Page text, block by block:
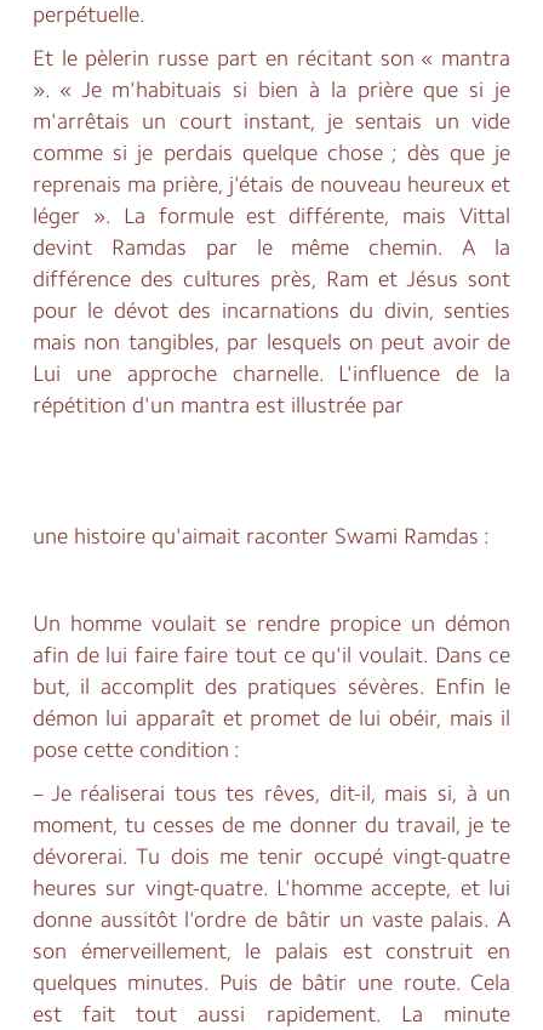
perpétuelle.
Et le pèlerin russe part en récitant son « mantra
». « Je m'habituais si bien à la prière que si je
m'arrêtais un court instant, je sentais un vide
comme si je perdais quelque chose ; dès que je
reprenais ma prière, j'étais de nouveau heureux et
léger ». La formule est différente, mais Vittal
devint Ramdas par le même chemin. A la
différence des cultures près, Ram et Jésus sont
pour le dévot des incarnations du divin, senties
mais non tangibles, par lesquels on peut avoir de
Lui une approche charnelle. L'influence de la
répétition d'un mantra est illustrée par
une histoire qu'aimait raconter Swami Ramdas :
Un homme voulait se rendre propice un démon
afin de lui faire faire tout ce qu'il voulait. Dans ce
but, il accomplit des pratiques sévères. Enfin le
démon lui apparaît et promet de lui obéir, mais il
pose cette condition :
– Je réaliserai tous tes rêves, dit-il, mais si, à un
moment, tu cesses de me donner du travail, je te
dévorerai. Tu dois me tenir occupé vingt-quatre
heures sur vingt-quatre. L'homme accepte, et lui
donne aussitôt l'ordre de bâtir un vaste palais. A
son émerveillement, le palais est construit en
quelques minutes. Puis de bâtir une route. Cela
est fait tout aussi rapidement. La minute